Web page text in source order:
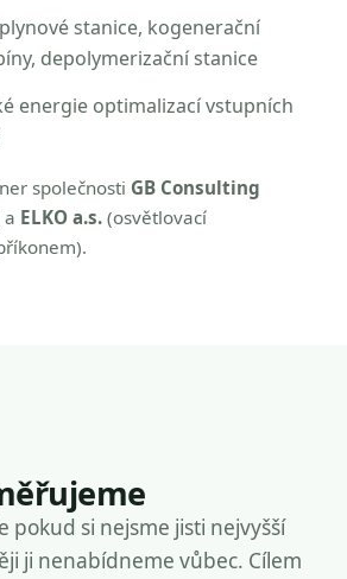
stanice, kogenerační
depolymerizační stanice
energie optimalizací vstupních
společnosti GB Consulting
ELKO a.s. (osvětlovací
pokud si nejsme jisti nejvyšší
ji nenabídneme vůbec. Cílem